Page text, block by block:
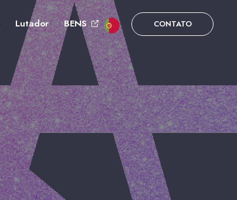
Lutador BENS CONTATO